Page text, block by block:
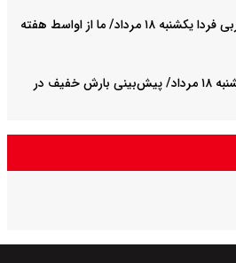
پیش بینی هوای آذربایجان غربی فردا یکشنبه ۱۸ مرداد/ ما از اواسط هفته
پیش بینی هوای البرز فردا یکشنبه ۱۸ مرداد/ پیش‌بینی بارش خفیف در